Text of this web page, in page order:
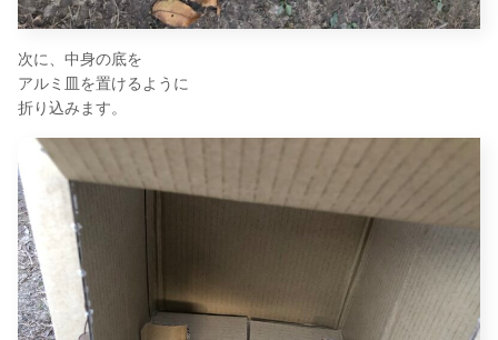
次に、中身の底を
アルミ皿を置けるように
折り込みます。